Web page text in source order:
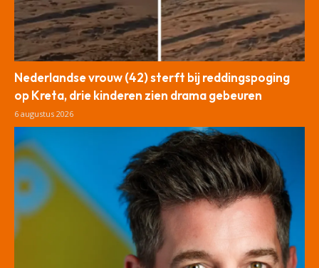
Nederlandse vrouw (42) sterft bij reddingspoging
op Kreta, drie kinderen zien drama gebeuren
6 augustus 2026